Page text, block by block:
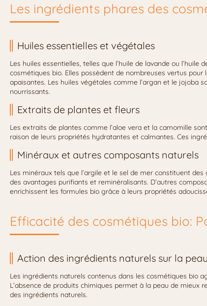
Les ingrédients phares des
Huiles essentielles et végétales
Les huiles essentielles, telles que l’huile de lavande ou
cosmétiques bio. Elles possèdent de nombreuses vertus
apaisantes. Les huiles végétales comme l’argan et le jojoba
nourrissants.
Extraits de plantes et fleurs
Les extraits de plantes comme l’aloe vera et la camomille
raison de leurs propriétés hydratantes et calmantes. Ces
Minéraux et autres composants naturels
Les minéraux tels que l’argile et le sel de mer constituent
des avantages purifiants et reminéralisants. D’autres
enrichissent les formules bio grâce à leurs propriétés
Efficacité des cosmétiques bio:
Action des ingrédients naturels sur la peau
Les ingrédients naturels contenus dans les cosmétiques bio
L’absence de produits chimiques permet à la peau de mieux
des ingrédients naturels.